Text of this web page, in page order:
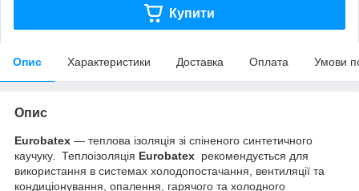
Купити
Опис Характеристики Доставка Оплата Умови
Опис
Eurobatex — теплова ізоляція зі спіненого синтетичного
каучуку. Теплоізоляція Eurobatex рекомендується для
використання в системах холодопостачання, вентиляції та
кондиціонування, опалення, гарячого та холодного